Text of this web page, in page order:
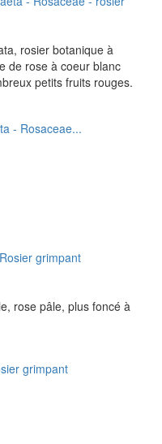
rosier botanique à
de rose à coeur blanc
petits fruits rouges.
- Rosaceae...
rose pâle, plus foncé à
grimpant